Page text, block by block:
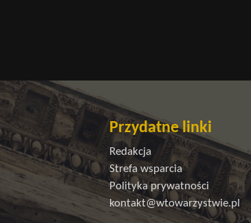
Przydatne linki
Redakcja
Strefa wsparcia
Polityka prywatności
kontakt@wtowarzystwie.pl